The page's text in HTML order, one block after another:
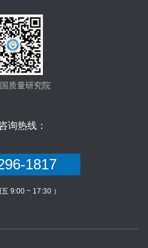
质量研究院
询热线：
1817
五 9:00 ~ 17:30 ）